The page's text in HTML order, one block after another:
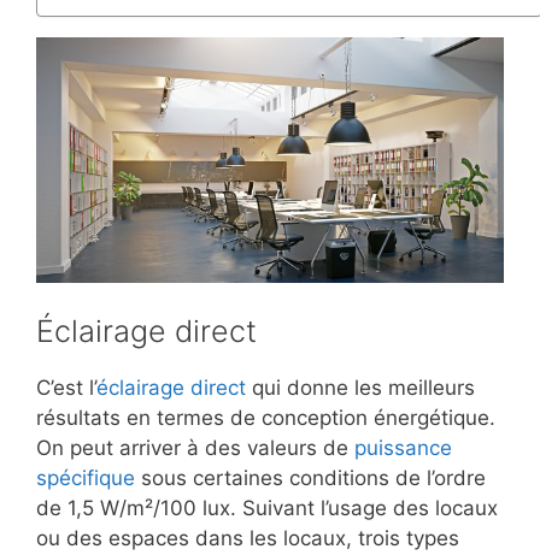
Éclairage direct
C’est l’éclairage direct qui donne les meilleurs
résultats en termes de conception énergétique.
On peut arriver à des valeurs de puissance
spécifique sous certaines conditions de l’ordre
de 1,5 W/m²/100 lux. Suivant l’usage des locaux
ou des espaces dans les locaux, trois types